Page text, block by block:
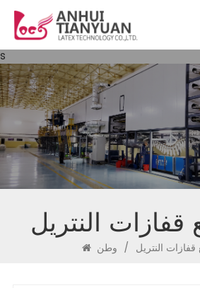
s
قفازات النتريل
وطن / قفازات النتريل